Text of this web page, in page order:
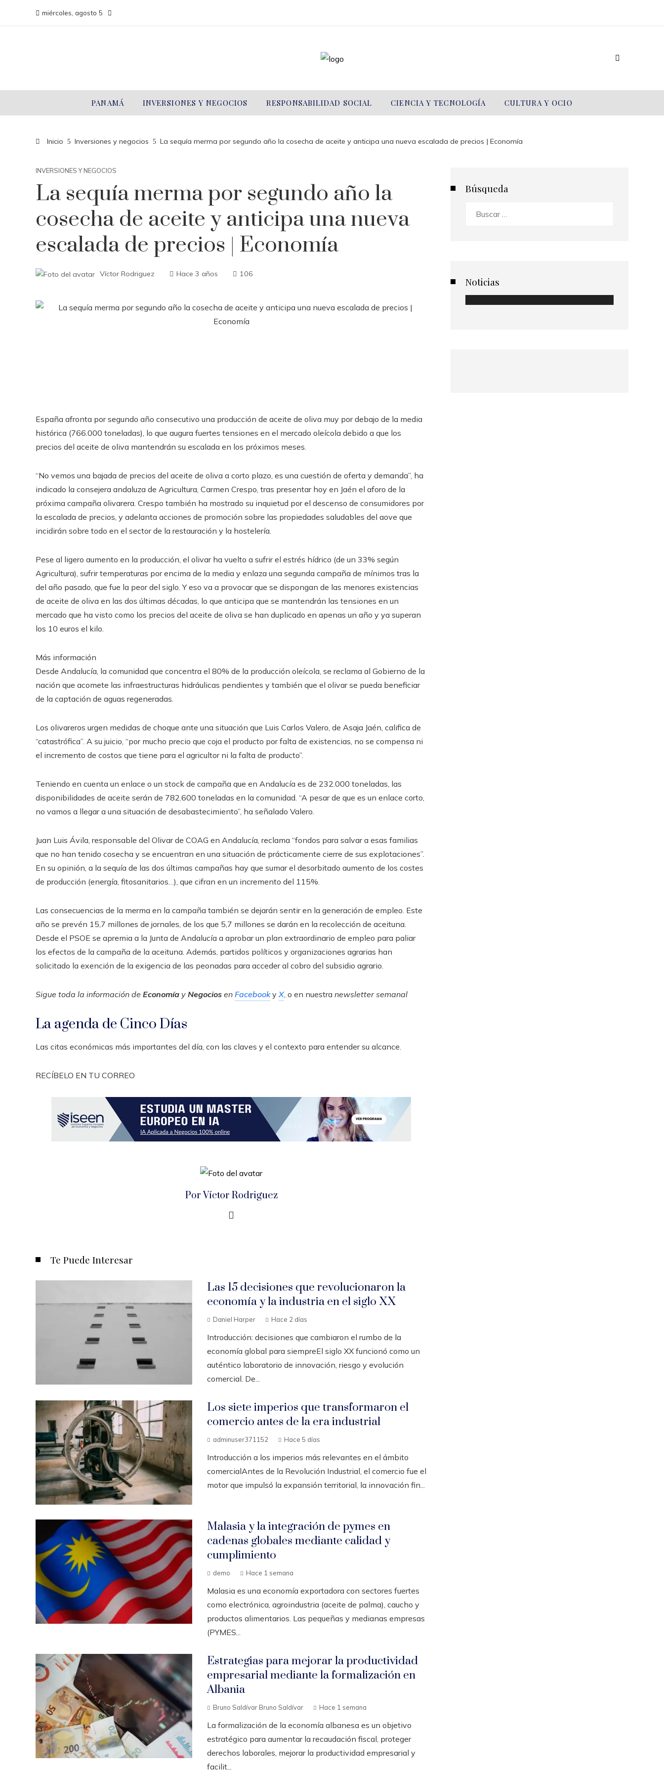
miércoles, agosto 5
PANAMÁ INVERSIONES Y NEGOCIOS RESPONSABILIDAD SOCIAL CIENCIA Y TECNOLOGÍA CULTURA Y OCIO
Inicio Inversiones y negocios La sequía merma por segundo año la cosecha de aceite y anticipa una nueva escalada de precios | Economía
INVERSIONES Y NEGOCIOS
La sequía merma por segundo año la
cosecha de aceite y anticipa una nueva
escalada de precios | Economía
Víctor Rodriguez Hace 3 años 106
España afronta por segundo año consecutivo una producción de aceite de oliva muy por debajo de la media
histórica (766.000 toneladas), lo que augura fuertes tensiones en el mercado oleícola debido a que los
precios del aceite de oliva mantendrán su escalada en los próximos meses.
“No vemos una bajada de precios del aceite de oliva a corto plazo, es una cuestión de oferta y demanda”, ha
indicado la consejera andaluza de Agricultura, Carmen Crespo, tras presentar hoy en Jaén el aforo de la
próxima campaña olivarera. Crespo también ha mostrado su inquietud por el descenso de consumidores por
la escalada de precios, y adelanta acciones de promoción sobre las propiedades saludables del aove que
incidirán sobre todo en el sector de la restauración y la hostelería.
Pese al ligero aumento en la producción, el olivar ha vuelto a sufrir el estrés hídrico (de un 33% según
Agricultura), sufrir temperaturas por encima de la media y enlaza una segunda campaña de mínimos tras la
del año pasado, que fue la peor del siglo. Y eso va a provocar que se dispongan de las menores existencias
de aceite de oliva en las dos últimas décadas, lo que anticipa que se mantendrán las tensiones en un
mercado que ha visto como los precios del aceite de oliva se han duplicado en apenas un año y ya superan
los 10 euros el kilo.
Más información
Desde Andalucía, la comunidad que concentra el 80% de la producción oleícola, se reclama al Gobierno de la
nación que acomete las infraestructuras hidráulicas pendientes y también que el olivar se pueda beneficiar
de la captación de aguas regeneradas.
Los olivareros urgen medidas de choque ante una situación que Luis Carlos Valero, de Asaja Jaén, califica de
“catastrófica”. A su juicio, “por mucho precio que coja el producto por falta de existencias, no se compensa ni
el incremento de costos que tiene para el agricultor ni la falta de producto”.
Teniendo en cuenta un enlace o un stock de campaña que en Andalucía es de 232.000 toneladas, las
disponibilidades de aceite serán de 782.600 toneladas en la comunidad. “A pesar de que es un enlace corto,
no vamos a llegar a una situación de desabastecimiento”, ha señalado Valero.
Juan Luis Ávila, responsable del Olivar de COAG en Andalucía, reclama “fondos para salvar a esas familias
que no han tenido cosecha y se encuentran en una situación de prácticamente cierre de sus explotaciones”.
En su opinión, a la sequía de las dos últimas campañas hay que sumar el desorbitado aumento de los costes
de producción (energía, fitosanitarios…), que cifran en un incremento del 115%.
Las consecuencias de la merma en la campaña también se dejarán sentir en la generación de empleo. Este
año se prevén 15,7 millones de jornales, de los que 5,7 millones se darán en la recolección de aceituna.
Desde el PSOE se apremia a la Junta de Andalucía a aprobar un plan extraordinario de empleo para paliar
los efectos de la campaña de la aceituna. Además, partidos políticos y organizaciones agrarias han
solicitado la exención de la exigencia de las peonadas para acceder al cobro del subsidio agrario.
Sigue toda la información de Economía y Negocios en Facebooky X , o en nuestra newsletter semanal
La agenda de Cinco Días
Las citas económicas más importantes del día, con las claves y el contexto para entender su alcance.
RECÍBELO EN TU CORREO
Por Víctor Rodriguez
Te Puede Interesar
Las 15 decisiones que revolucionaron la
economía y la industria en el siglo XX
Daniel Harper Hace 2 días
Introducción: decisiones que cambiaron el rumbo de la
economía global para siempreEl siglo XX funcionó como un
auténtico laboratorio de innovación, riesgo y evolución
comercial. De...
Los siete imperios que transformaron el
comercio antes de la era industrial
adminuser371152 Hace 5 días
Introducción a los imperios más relevantes en el ámbito
comercialAntes de la Revolución Industrial, el comercio fue el
motor que impulsó la expansión territorial, la innovación fin...
Malasia y la integración de pymes en
cadenas globales mediante calidad y
cumplimiento
demo Hace 1 semana
Malasia es una economía exportadora con sectores fuertes
como electrónica, agroindustria (aceite de palma), caucho y
productos alimentarios. Las pequeñas y medianas empresas
(PYMES...
Estrategias para mejorar la productividad
empresarial mediante la formalización en
Albania
Bruno Saldívar Bruno Saldívar Hace 1 semana
La formalización de la economía albanesa es un objetivo
estratégico para aumentar la recaudación fiscal, proteger
derechos laborales, mejorar la productividad empresarial y
facilit...
Búsqueda
Noticias